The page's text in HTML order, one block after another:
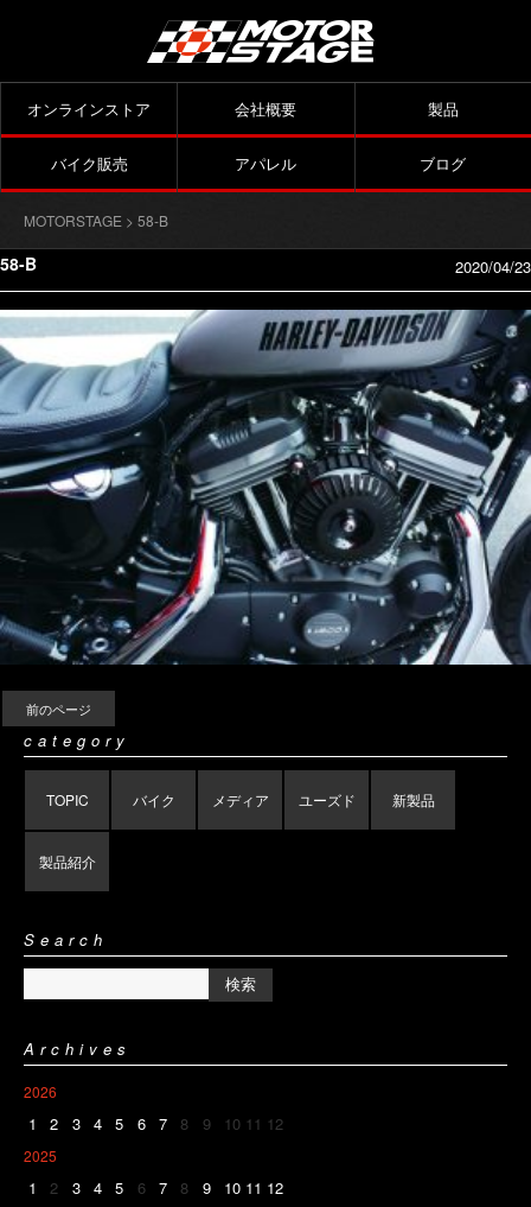
オンラインストア 会社概要 製品
バイク販売 アパレル ブログ
MOTORSTAGE > 58-B
58-B 2020/04/23
前のページ
category
TOPIC バイク メディア ユーズド 新製品
製品紹介
Search
Archives
2026
1 2 3 4 5 6 7 8 9 10 11 12
2025
1 2 3 4 5 6 7 8 9 10 11 12